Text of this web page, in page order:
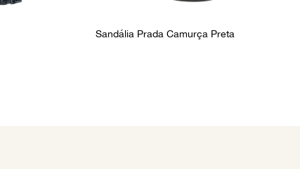
Sandália Prada Camurça Preta